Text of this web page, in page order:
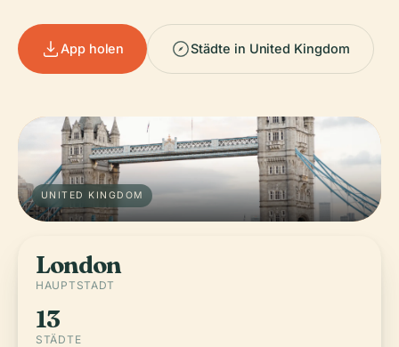
App holen Städte in United Kingdom
UNITED KINGDOM
London
HAUPTSTADT
13
STÄDTE